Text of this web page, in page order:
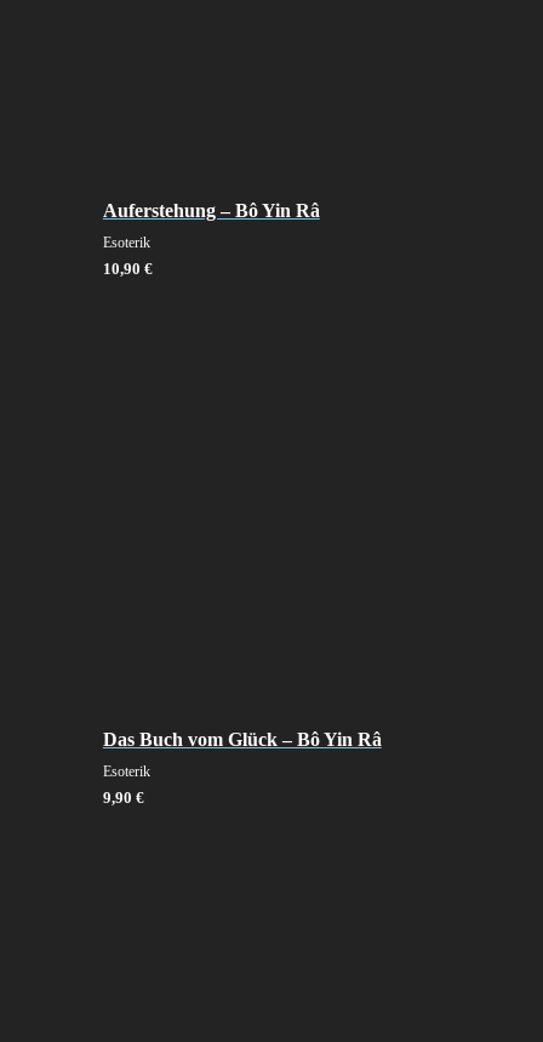
Auferstehung – Bô Yin Râ
Esoterik
10,90 €
Das Buch vom Glück – Bô Yin Râ
Esoterik
9,90 €